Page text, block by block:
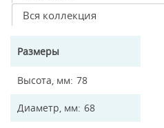
Вся коллекция
Размеры
Высота, мм 78
Диаметр, мм 68